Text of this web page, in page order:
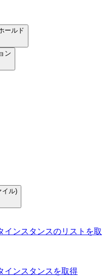
ールド
ン
イル)
インスタンスのリストを取
インスタンスを取得